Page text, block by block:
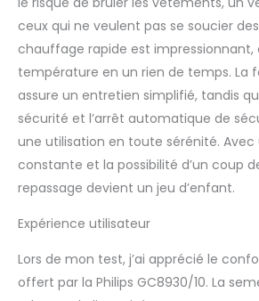
ceux qui ne veulent pas se soucier
chauffage rapide est
température en un rien de temps. La
assure un entretien simplifié, tandis
sécurité et l’arrêt automatique de
une utilisation en toute sérénité. Avec
constante et la possibilité d’un coup
repassage devient un jeu d’enfant.
Expérience utilisateur
Lors de mon test, j’ai apprécié le
offert par la Philips GC8930/10. La